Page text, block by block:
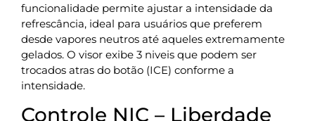
funcionalidade permite ajustar a intensidade da
refrescância, ideal para usuários que preferem
desde vapores neutros até aqueles extremamente
gelados. O visor exibe 3 niveis que podem ser
trocados atras do botão (ICE) conforme a
intensidade.
Controle NIC – Liberdade